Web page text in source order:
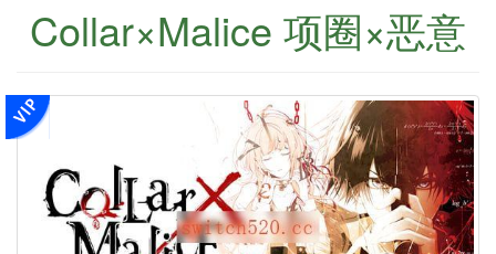
Collar×Malice 项圈×恶意